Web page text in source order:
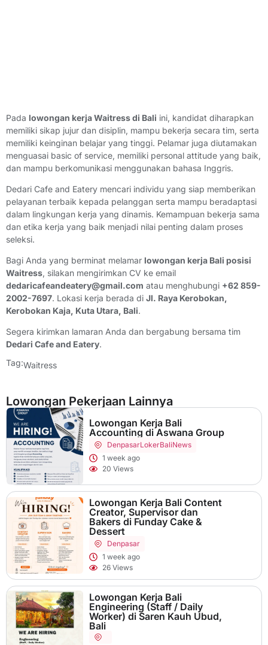
Pada lowongan kerja Waitress di Bali ini, kandidat diharapkan
memiliki sikap jujur dan disiplin, mampu bekerja secara tim, serta
memiliki keinginan belajar yang tinggi. Pelamar juga diutamakan
menguasai basic of service, memiliki personal attitude yang baik,
dan mampu berkomunikasi menggunakan bahasa Inggris.
Dedari Cafe and Eatery mencari individu yang siap memberikan
pelayanan terbaik kepada pelanggan serta mampu beradaptasi
dalam lingkungan kerja yang dinamis. Kemampuan bekerja sama
dan etika kerja yang baik menjadi nilai penting dalam proses
seleksi.
Bagi Anda yang berminat melamar lowongan kerja Bali posisi
Waitress, silakan mengirimkan CV ke email
dedaricafeandeatery@gmail.com atau menghubungi +62 859-
2002-7697. Lokasi kerja berada di Jl. Raya Kerobokan,
Kerobokan Kaja, Kuta Utara, Bali.
Segera kirimkan lamaran Anda dan bergabung bersama tim
Dedari Cafe and Eatery.
Tag:Waitress
Lowongan Pekerjaan Lainnya
Lowongan Kerja Bali
Accounting di Aswana Group
DenpasarLokerBaliNews
1 week ago
20 Views
Lowongan Kerja Bali Content
Creator, Supervisor dan
Bakers di Funday Cake &
Dessert
Denpasar
1 week ago
26 Views
Lowongan Kerja Bali
Engineering (Staff / Daily
Worker) di Saren Kauh Ubud,
Bali